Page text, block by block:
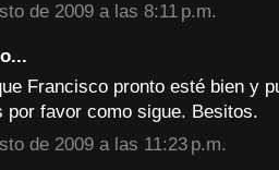
de 2009 a las 8:11 p.m.
Francisco pronto esté bien y
por favor como sigue. Besitos.
de 2009 a las 11:23 p.m.